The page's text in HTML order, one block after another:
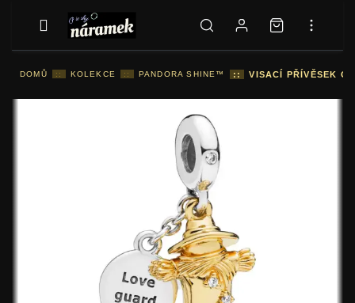
DOMŮ :: KOLEKCE :: PANDORA SHINE™ :: VISACÍ PŘÍVĚSEK